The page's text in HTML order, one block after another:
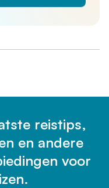
reistips,
en andere
voor